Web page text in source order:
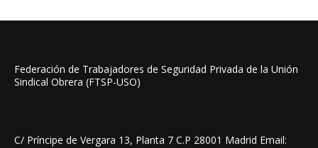
Federación de Trabajadores de Seguridad Privada de la Unión
Sindical Obrera (FTSP-USO)
C/ Príncipe de Vergara 13, Planta 7 C.P 28001 Madrid Email: